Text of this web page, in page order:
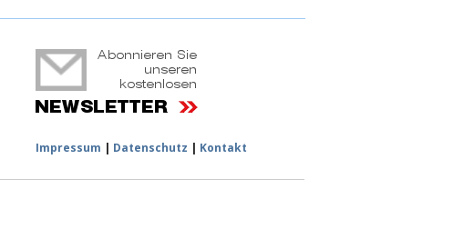
Impressum | Datenschutz | Kontakt